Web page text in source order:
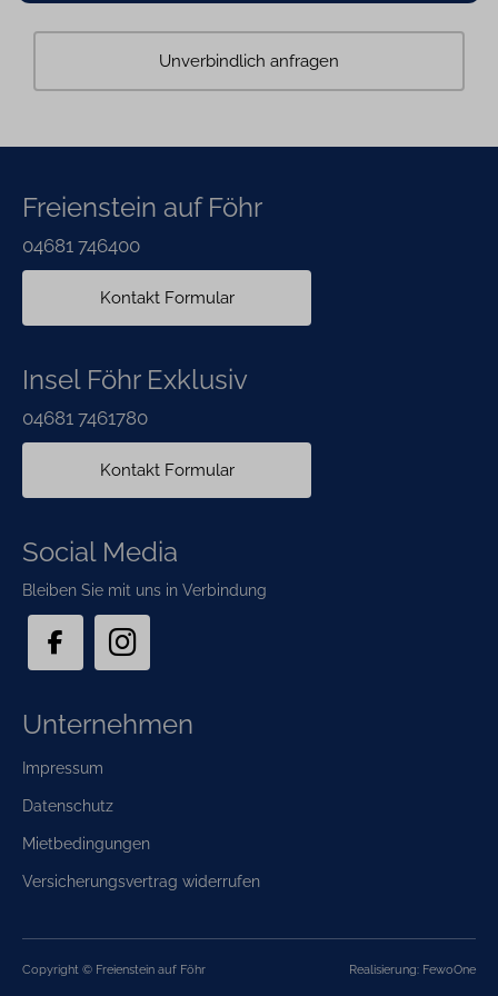
Unverbindlich anfragen
Freienstein auf Föhr
04681 746400
Kontakt Formular
Insel Föhr Exklusiv
04681 7461780
Kontakt Formular
Social Media
Bleiben Sie mit uns in Verbindung
Unternehmen
überspringen
Impressum
Datenschutz
Mietbedingungen
Versicherungsvertrag widerrufen
Copyright © Freienstein auf Föhr Realisierung: FewoOne